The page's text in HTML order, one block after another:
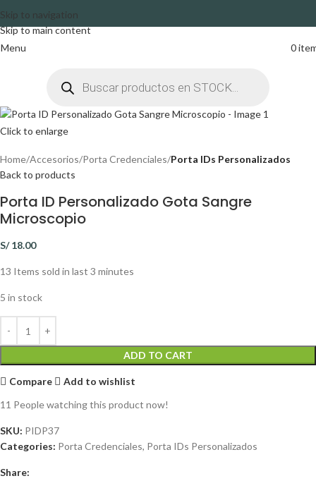
Skip to navigation
Skip to main content
Menu
0
Click to enlarge
Home Accesorios Porta Credenciales Porta IDs Personalizados
Back to products
Porta ID Personalizado Gota Sangre
Microscopio
S/18.00
13 Items sold in last 3 minutes
5 in stock
ADD TO CART
Compare
Add to wishlist
11 People watching this product now!
SKU: PIDP37
Categories: Porta Credenciales, Porta IDs Personalizados
Share: